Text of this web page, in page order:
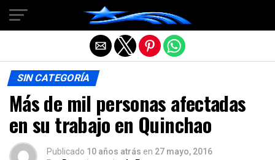
SIN CATEGORÍA
Más de mil personas afectadas
en su trabajo en Quinchao
Publicado 10 años atrás en 27 mayo, 2016
Salir de la versión móvil